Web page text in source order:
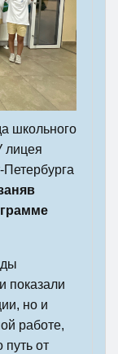
школьного
лицея
показали
но и
работе,
путь от